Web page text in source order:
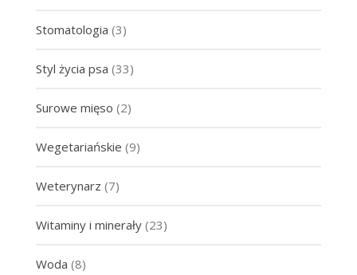
Stomatologia (3)
Styl życia psa (33)
Surowe mięso (2)
Wegetariańskie (9)
Weterynarz (7)
Witaminy i minerały(23)
Woda (8)